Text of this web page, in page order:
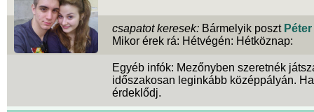
csapatot keresek: Bármelyik poszt
Mikor érek rá: Hétvégén: Hétköznap:
Egyéb infók: Mezőnyben szeretnék
időszakosan leginkább középpályán.
érdeklődj.